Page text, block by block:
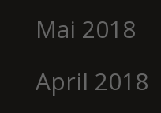
Mai 2018
April 2018